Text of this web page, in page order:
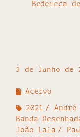
Bedeteca
5 de Junho de
Acervo
2021
Banda
João Laia